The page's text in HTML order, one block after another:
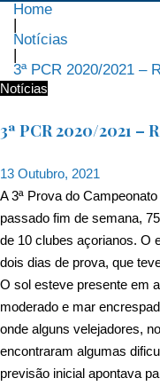
Home
|
Notícias
|
3ª PCR 2020/2021 –
Notícias
3ª PCR 2020/2021 –
13 Outubro, 2021
A 3ª Prova do
passado fim de semana,
de 10 clubes açorianos. O
dois dias de prova, que
O sol esteve presente em
moderado e mar
onde alguns velejadores,
encontraram algumas
previsão inicial apontava